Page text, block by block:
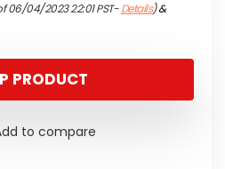
06/04/2023 22:01 PST-Details)&
PRODUCT
to compare